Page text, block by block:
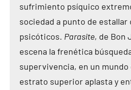
sufrimiento psíquico
sociedad a punto de
psicóticos. Parasite, de Bon
escena la frenética
supervivencia, en un mundo
estrato superior aplasta y